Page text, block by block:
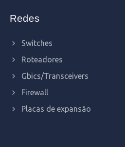
Redes
Switches
Roteadores
Gbics/Transceivers
Firewall
Placas de expansão